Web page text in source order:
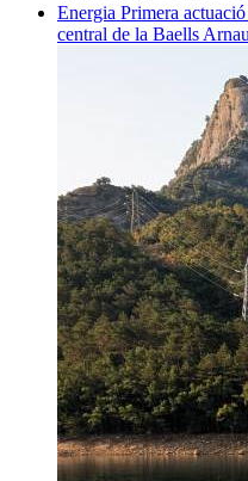
Energia Primera
central de la Baells